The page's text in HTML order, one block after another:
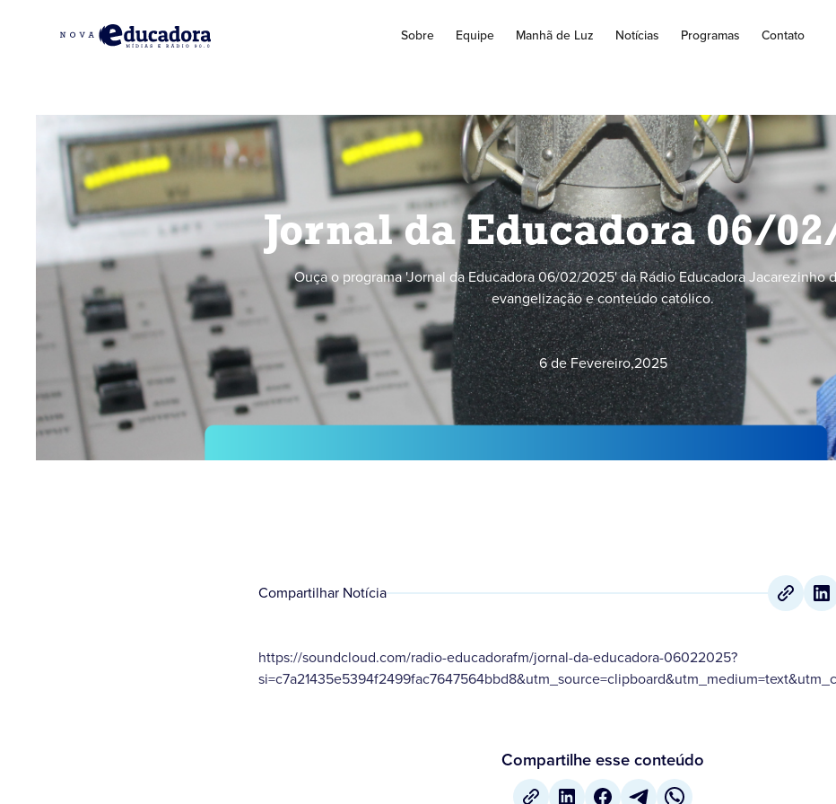
Sobre Equipe Manhã de Luz Notícias Programas Contato
Jornal da Educadora 06/
Ouça o programa 'Jornal da Educadora 06/02/2025' da Rádio Educadora Jacarezinho
evangelização e conteúdo católico.
6 de Fevereiro,2025
Compartilhar Notícia
https://soundcloud.com/radio-educadorafm/jornal-da-educadora-06022025?
Compartilhe esse conteúdo